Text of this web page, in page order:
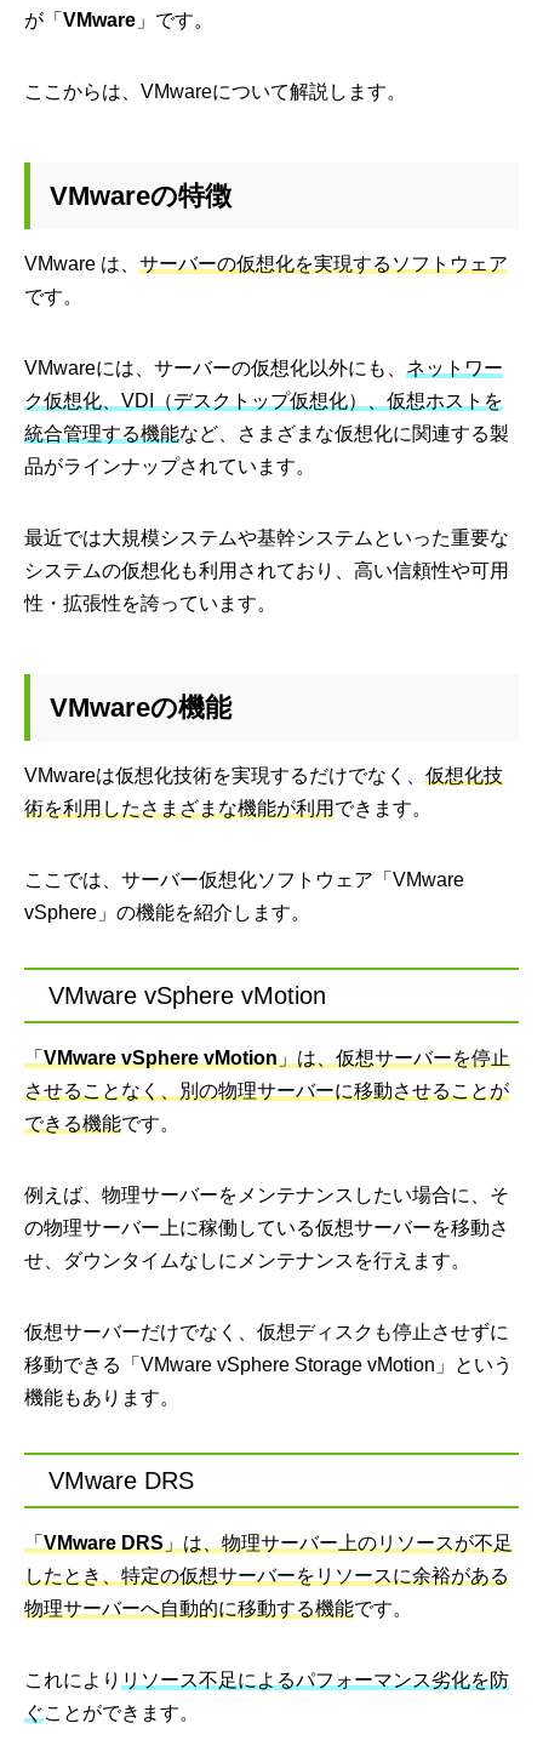
が「 VMware 」です。
ここからは、VMwareについて解説します。
VMwareの特徴
VMware は、 サーバーの仮想化を実現するソフトウェア
です。
VMwareには、サーバーの仮想化以外にも、 ネットワー
ク仮想化、VDI（デスクトップ仮想化）、仮想ホストを
統合管理する機能など、さまざまな仮想化に関連する製
品がラインナップされています。
最近では大規模システムや基幹システムといった重要な
システムの仮想化も利用されており、高い信頼性や可用
性・拡張性を誇っています。
VMwareの機能
VMwareは仮想化技術を実現するだけでなく、 仮想化技
術を利用したさまざまな機能が利用 できます。
ここでは、サーバー仮想化ソフトウェア「VMware
vSphere」の機能を紹介します。
VMware vSphere vMotion
「 VMware vSphere vMotion 」は、仮想サーバーを停止
させることなく、別の物理サーバーに移動させることが
できる機能です。
例えば、物理サーバーをメンテナンスしたい場合に、そ
の物理サーバー上に稼働している仮想サーバーを移動さ
せ、ダウンタイムなしにメンテナンスを行えます。
仮想サーバーだけでなく、仮想ディスクも停止させずに
移動できる「VMware vSphere Storage vMotion」という
機能もあります。
VMware DRS
「 VMware DRS 」は、物理サーバー上のリソースが不足
したとき、特定の仮想サーバーをリソースに余裕がある
物理サーバーへ自動的に移動する機能です。
これにより リソース不足によるパフォーマンス劣化を防
ぐことができます。